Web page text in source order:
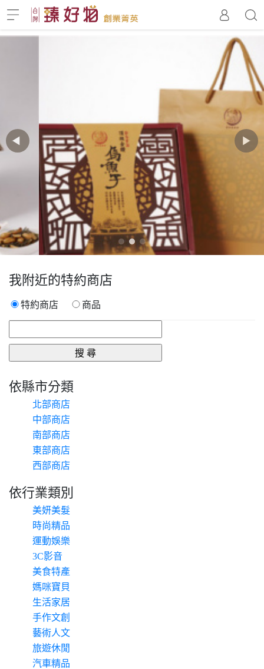
我附近的特約商店
特約商店 商品
依縣市分類
北部商店
中部商店
南部商店
東部商店
西部商店
依行業類別
美妍美髮
時尚精品
運動娛樂
3C影音
美食特產
媽咪寶貝
生活家居
手作文創
藝術人文
旅遊休閒
汽車精品